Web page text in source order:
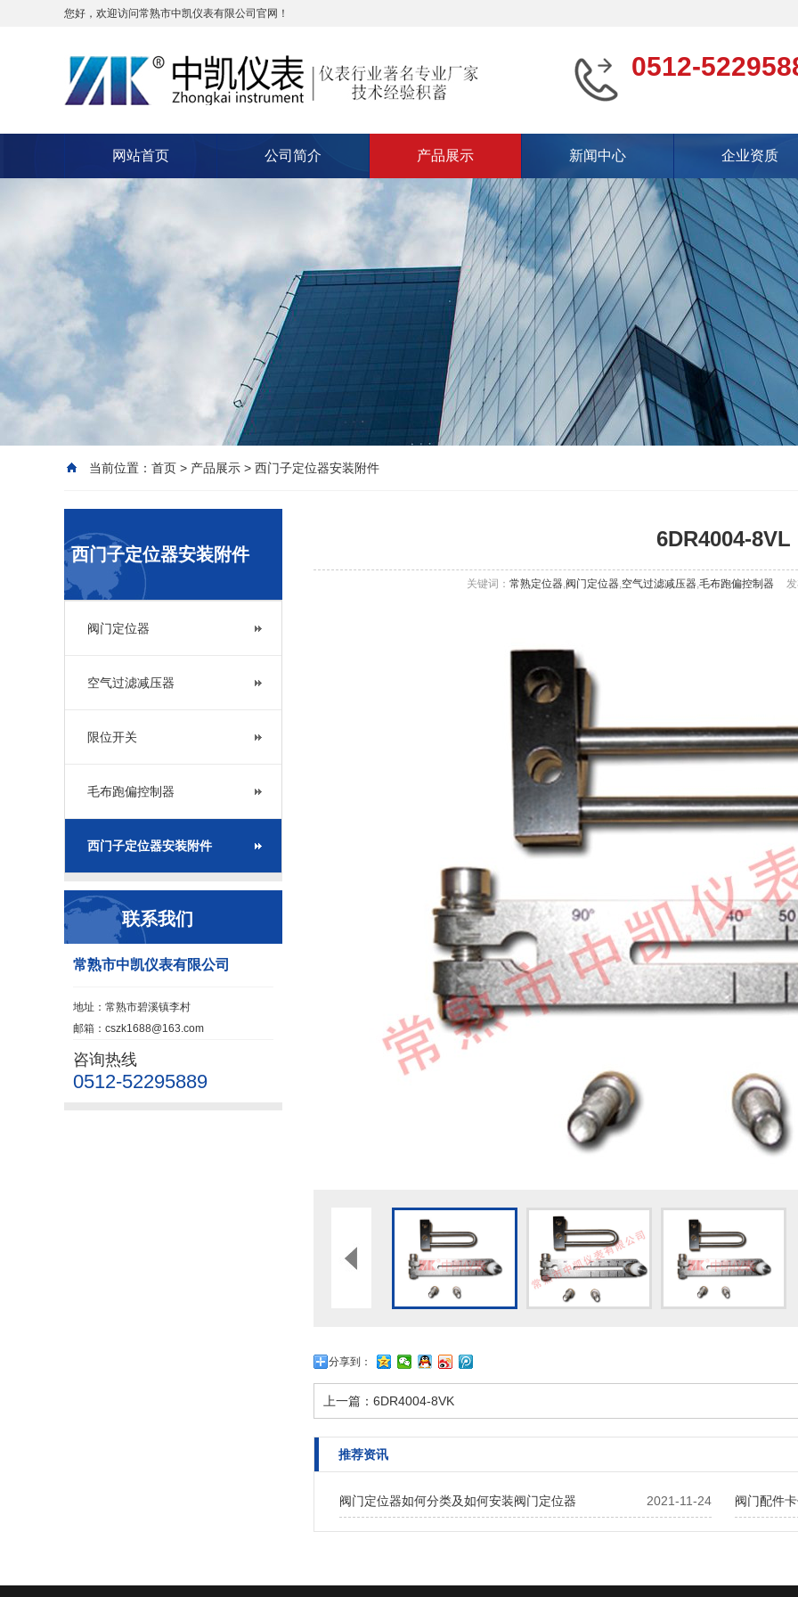
您好，欢迎访问常熟市中凯仪表有限公司官网！
0512-
网站首页 公司简介 产品展示 新闻中心 企业资质
当前位置： 首页 > 产品展示 > 西门子定位器安装附件
西门子定位器安装附件
阀门定位器
空气过滤减压器
限位开关
毛布跑偏控制器
西门子定位器安装附件
联系我们
常熟市中凯仪表有限公司
地址：常熟市碧溪镇李村
邮箱：cszk1688@163.com
咨询热线
0512-52295889
6DR4004-8VL
关键词： 常熟定位器,阀门定位器,空气过滤减压器,毛布跑偏控制器
分享到：
上一篇： 6DR4004-8VK
推荐资讯
2021-11-24
阀门定位器如何分类及如何安装阀门定位器 阀门配件